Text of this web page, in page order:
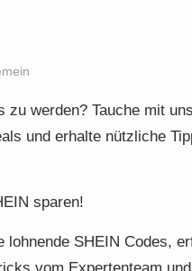
werden? Tauche mit
und erhalte nützliche
sparen!
lohnende SHEIN Codes,